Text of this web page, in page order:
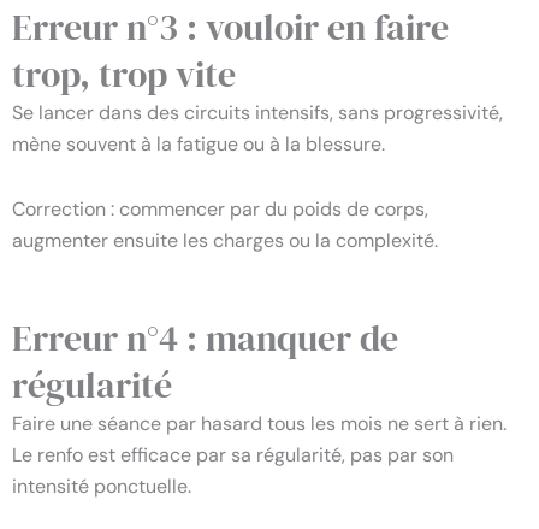
Erreur n°3 : vouloir en faire
trop, trop vite
Se lancer dans des circuits intensifs, sans progressivité,
mène souvent à la fatigue ou à la blessure.
Correction : commencer par du poids de corps,
augmenter ensuite les charges ou la complexité.
Erreur n°4 : manquer de
régularité
Faire une séance par hasard tous les mois ne sert à rien.
Le renfo est efficace par sa régularité, pas par son
intensité ponctuelle.